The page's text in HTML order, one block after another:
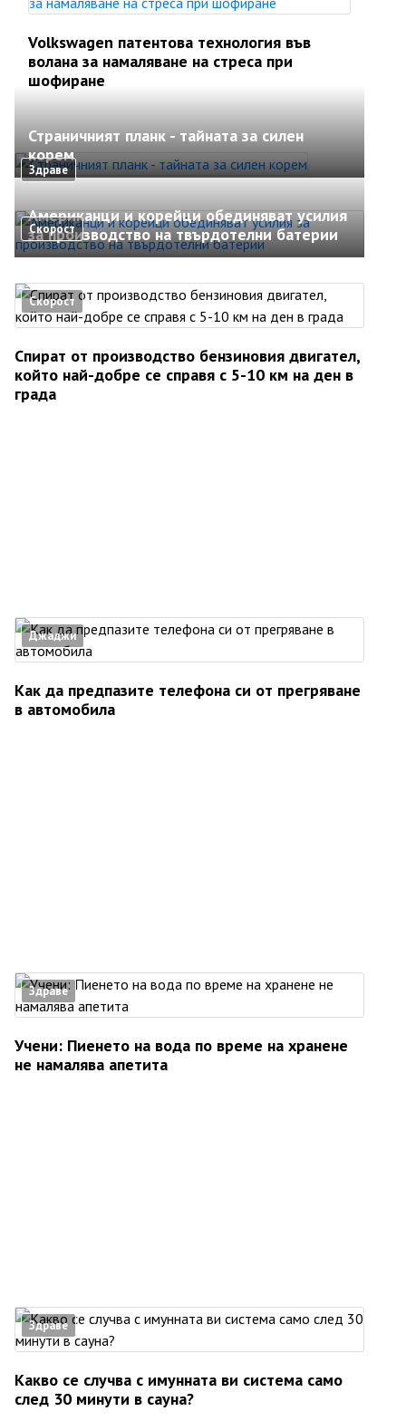
Volkswagen патентова технология във
волана за намаляване на стреса при
шофиране
Здраве
Страничният планк - тайната за силен
корем
Скорост
Американци и корейци обединяват усилия
за производство на твърдотелни батерии
Скорост
Спират от производство бензиновия двигател,
който най-добре се справя с 5-10 км на ден в
града
Джаджи
Как да предпазите телефона си от прегряване
в автомобила
Здраве
Учени: Пиенето на вода по време на хранене
не намалява апетита
Здраве
Какво се случва с имунната ви система само
след 30 минути в сауна?